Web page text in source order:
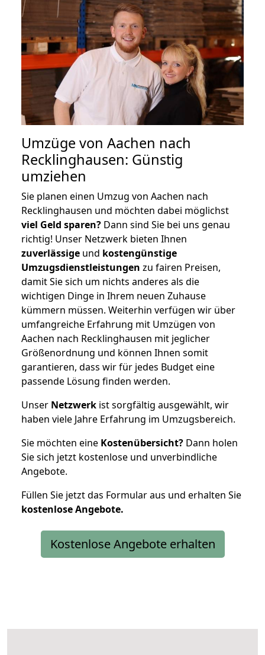
Umzüge von Aachen nach
Recklinghausen: Günstig
umziehen
Sie planen einen Umzug von Aachen nach
Recklinghausen und möchten dabei möglichst
viel Geld sparen? Dann sind Sie bei uns genau
richtig! Unser Netzwerk bieten Ihnen
zuverlässige und kostengünstige
Umzugsdienstleistungen zu fairen Preisen,
damit Sie sich um nichts anderes als die
wichtigen Dinge in Ihrem neuen Zuhause
kümmern müssen. Weiterhin verfügen wir über
umfangreiche Erfahrung mit Umzügen von
Aachen nach Recklinghausen mit jeglicher
Größenordnung und können Ihnen somit
garantieren, dass wir für jedes Budget eine
passende Lösung finden werden.
Unser Netzwerk ist sorgfältig ausgewählt, wir
haben viele Jahre Erfahrung im Umzugsbereich.
Sie möchten eine Kostenübersicht? Dann holen
Sie sich jetzt kostenlose und unverbindliche
Angebote.
Füllen Sie jetzt das Formular aus und erhalten Sie
kostenloseAngebote.
Kostenlose Angebote erhalten